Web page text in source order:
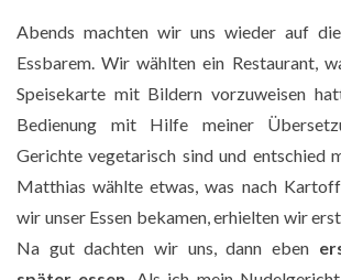
Abends machten wir uns wieder auf
Essbarem. Wir wählten ein Restaurant,
Speisekarte mit Bildern vorzuweisen
Bedienung mit Hilfe meiner
Gerichte vegetarisch sind und entschied
Matthias wählte etwas, was nach
wir unser Essen bekamen, erhielten wir
Na gut dachten wir uns, dann eben